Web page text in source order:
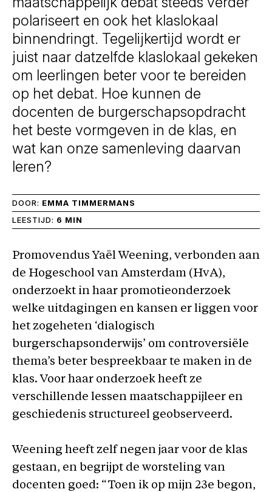
polariseert en ook het klaslokaal
binnendringt. Tegelijkertijd wordt er
juist naar datzelfde klaslokaal gekeken
om leerlingen beter voor te bereiden
op het debat. Hoe kunnen de
docenten de burgerschapsopdracht
het beste vormgeven in de klas, en
wat kan onze samenleving daarvan
leren?
DOOR: EMMA TIMMERMANS
LEESTIJD: 6 MIN
Promovendus Yaël Weening, verbonden aan
de Hogeschool van Amsterdam (HvA),
onderzoekt in haar promotieonderzoek
welke uitdagingen en kansen er liggen voor
het zogeheten ‘dialogisch
burgerschapsonderwijs’ om controversiële
thema’s beter bespreekbaar te maken in de
klas. Voor haar onderzoek heeft ze
verschillende lessen maatschappijleer en
geschiedenis structureel geobserveerd.
Weening heeft zelf negen jaar voor de klas
gestaan, en begrijpt de worsteling van
docenten goed: “Toen ik op mijn 23e begon,